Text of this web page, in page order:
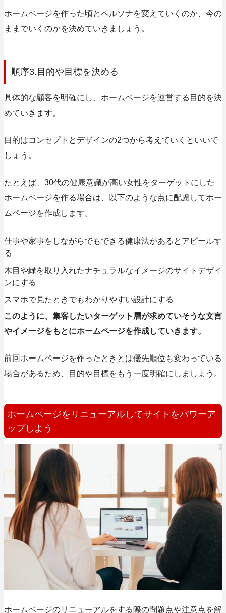
ホームページを作った頃とペルソナを変えていくのか、今の
ままでいくのかを決めていきましょう。
順序3.目的や目標を決める
具体的な顧客を明確にし、ホームページを運営する目的を決
めていきます。
目的はコンセプトとデザインの2つから考えていくといいで
しょう。
たとえば、30代の健康意識が高い女性をターゲットにした
ホームページを作る場合は、以下のような点に配慮してホー
ムページを作成します。
仕事や家事をしながらでもできる健康法があるとアピールす
る
木目や緑を取り入れたナチュラルなイメージのサイトデザイ
ンにする
スマホで見たときでもわかりやすい設計にする
このように、集客したいターゲット層が求めていそうな文言
やイメージをもとにホームページを作成していきます。
前回ホームページを作ったときとは優先順位も変わっている
場合があるため、目的や目標をもう一度明確にしましょう。
ホームページをリニューアルしてサイトをパワーア
ップしよう
ホームページのリニューアルをする際の問題点や注意点を解